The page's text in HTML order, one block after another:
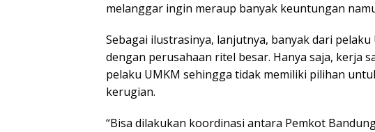
melanggar ingin meraup banyak keuntungan
Sebagai ilustrasinya, lanjutnya, banyak dari
dengan perusahaan ritel besar. Hanya saja, kerja
pelaku UMKM sehingga tidak memiliki pilihan
kerugian.
“Bisa dilakukan koordinasi antara Pemkot